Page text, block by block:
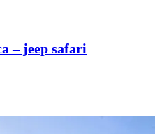
– jeep safari